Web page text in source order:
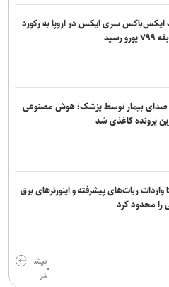
سری ایکس در اروپا به رکورد
رسید
بیمار توسط پزشک؛ هوش مصنوعی
پرونده کاغذی شد
واردات ربات‌های پیشرفته و اینورترهای برق
را محدود کرد
بیش
تر